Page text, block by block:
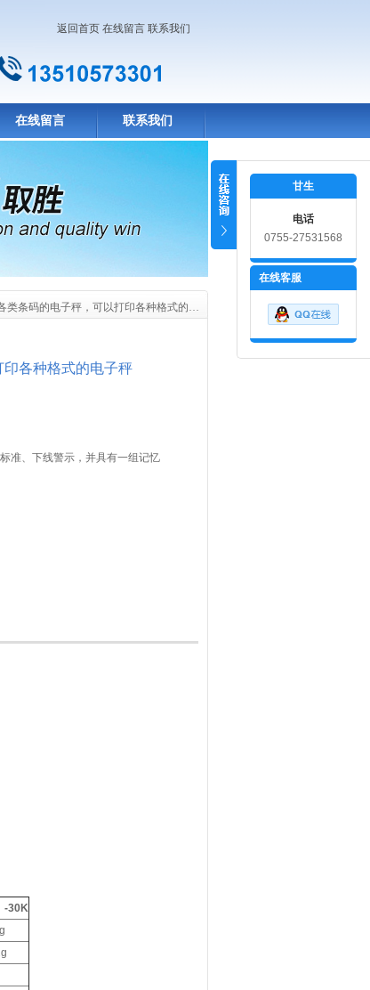
返回首页 在线留言 联系我们
在线留言 联系我们
条码的电子秤，可以打印各种格式的电子秤
各种格式的电子秤
准、下线警示，并具有一组记忆
-30K
甘生
电话
0755-27531568
在线客服